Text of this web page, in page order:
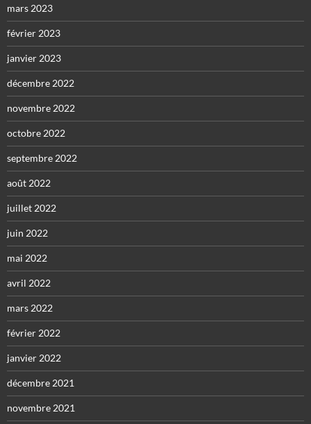
mars 2023
février 2023
janvier 2023
décembre 2022
novembre 2022
octobre 2022
septembre 2022
août 2022
juillet 2022
juin 2022
mai 2022
avril 2022
mars 2022
février 2022
janvier 2022
décembre 2021
novembre 2021